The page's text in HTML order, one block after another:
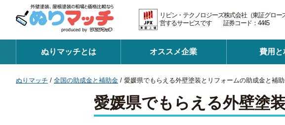
リビン・テクノロジーズ株式会社（東証グロー
営するサービスです 証券コード：4445
ぬりマッチとは オススメ企業 費用と
ぬりマッチ / 全国の助成金と補助金 / 愛媛県でもらえる外壁塗装とリフォームの助成金と補
愛媛県でもらえる外壁塗